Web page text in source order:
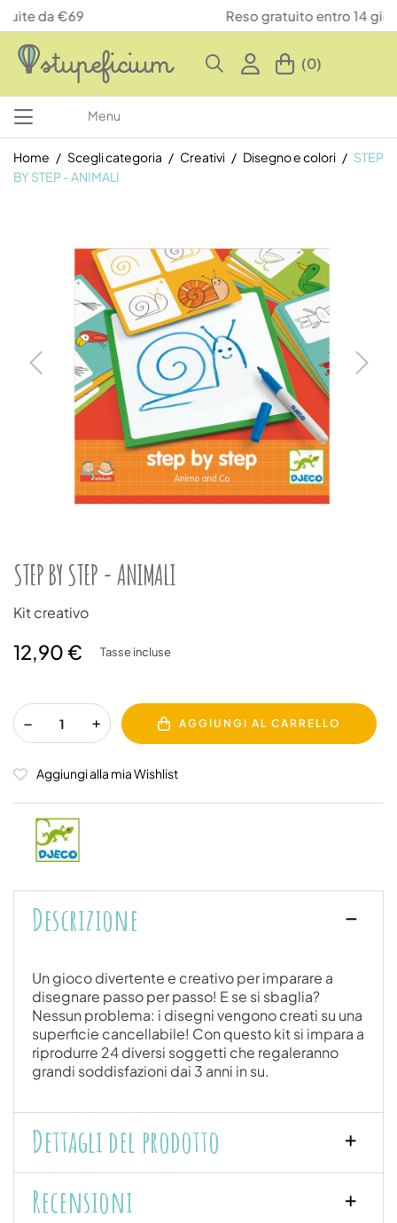
Reso gratuito entro 14 giorni
(0)
Menu
Home Scegli categoria Creativi Disegno e colori
STEP
BY STEP - ANIMALI
STEP BY STEP - ANIMALI
Kit creativo
12,90 € Tasse incluse
AGGIUNGI AL CARRELLO
Aggiungi alla mia Wishlist
Descrizione
Un gioco divertente e creativo per imparare a
disegnare passo per passo! E se si sbaglia?
Nessun problema: i disegni vengono creati su una
superficie cancellabile! Con questo kit si impara a
riprodurre 24 diversi soggetti che regaleranno
grandi soddisfazioni dai 3 anni in su.
Dettagli del prodotto
Recensioni